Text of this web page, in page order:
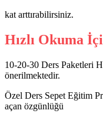
kat arttırabilirsiniz.
Hızlı Okuma
10-20-30 Ders Paketleri
önerilmektedir.
Özel Ders Sepet Eğitim
açan özgünlüğü